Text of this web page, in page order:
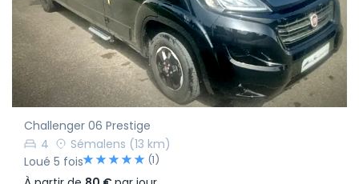
Challenger 06 Prestige
4
Sémalens (13 km)
Loué 5 fois
(1)